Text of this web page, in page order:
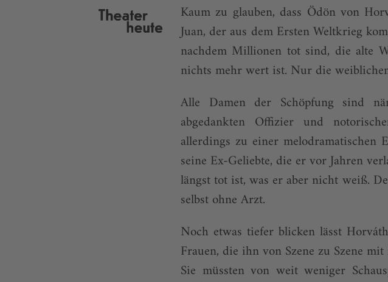
Kaum zu glauben, dass Ödön von
Juan, der aus dem Ersten Weltkrieg
nachdem Millionen tot sind, die alte
nichts mehr wert ist. Nur die
Alle Damen der Schöpfung sind
abgedankten Offizier und
allerdings zu einer melodramatischen
seine Ex-Geliebte, die er vor Jahren
längst tot ist, was er aber nicht weiß.
selbst ohne Arzt.
Noch etwas tiefer blicken lässt
Frauen, die ihn von Szene zu Szene
Sie müssten von weit weniger